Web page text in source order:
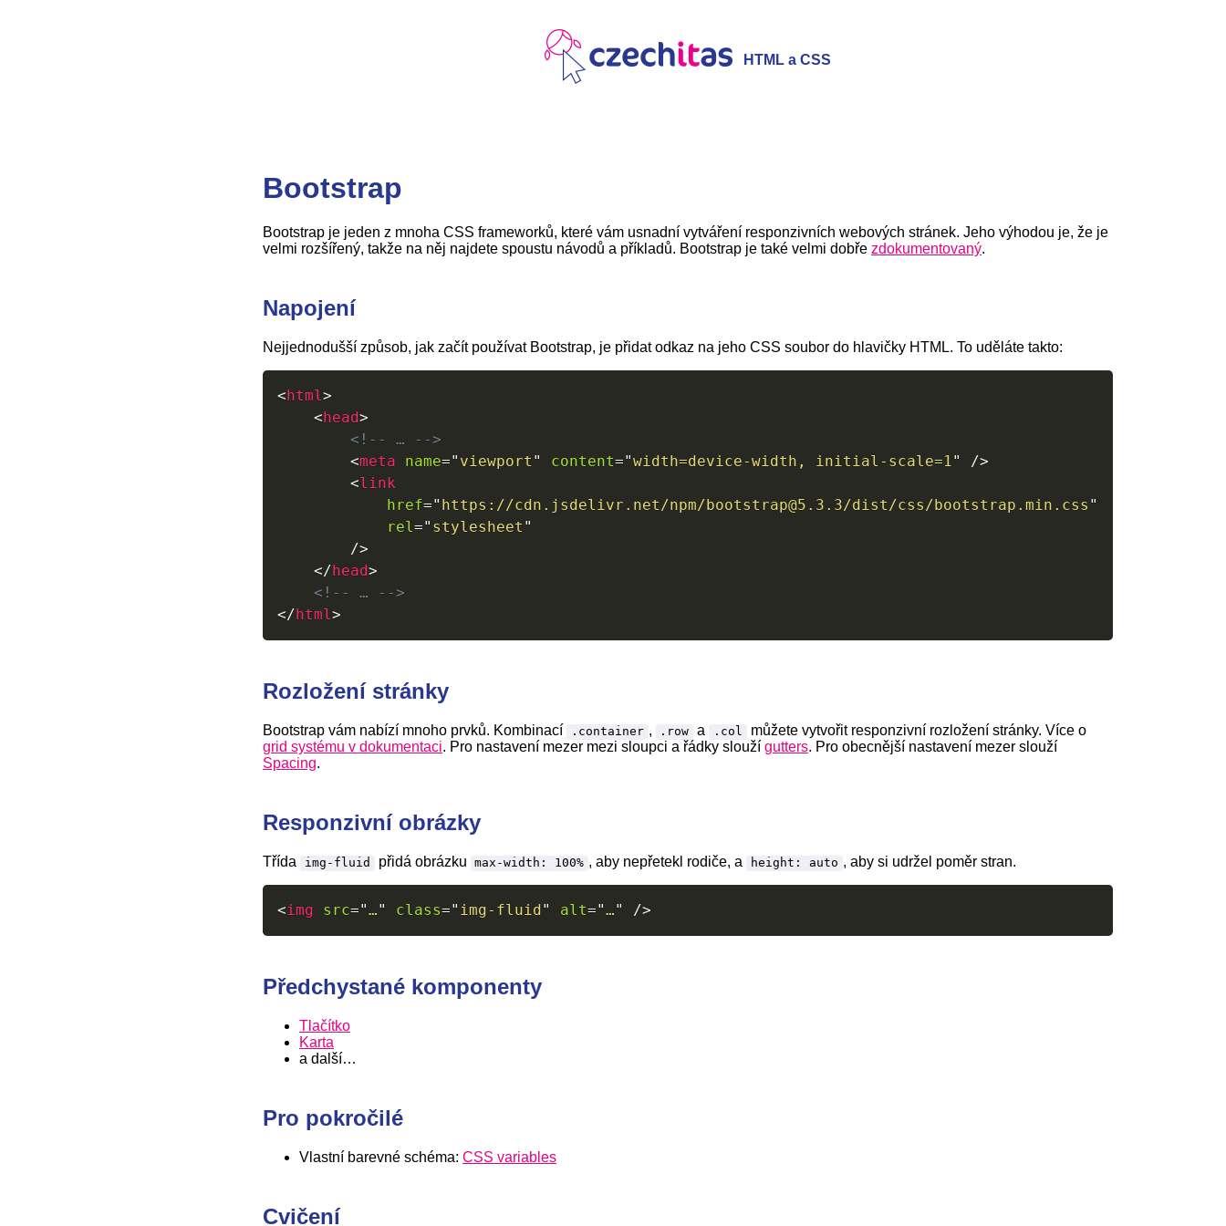
HTML a CSS
Bootstrap
Bootstrap je jeden z mnoha CSS frameworků, které vám usnadní vytváření responzivních webových stránek. Jeho výhodou je, že je
velmi rozšířený, takže na něj najdete spoustu návodů a příkladů. Bootstrap je také velmi dobře zdokumentovaný.
Napojení
Nejjednodušší způsob, jak začít používat Bootstrap, je přidat odkaz na jeho CSS soubor do hlavičky HTML. To uděláte takto:
< html>
< head>
<!-- … -->
<meta name=" viewport " content="width=device-width, initial-scale=1"
/>
<link
href=" https://cdn.jsdelivr.net/npm/bootstrap@5.3.3/dist/css/bootstrap.min.css "
rel=" stylesheet "
/>
</ head>
<!-- … -->
</ html>
Rozložení stránky
Bootstrap vám nabízí mnoho prvků. Kombinací .container , .row a .col
můžete vytvořit responzivní rozložení stránky. Více o
grid systému v dokumentaci. Pro nastavení mezer mezi sloupci a řádky slouží gutters. Pro obecnější nastavení mezer slouží
Spacing.
Responzivní obrázky
Třída img-fluid přidá obrázku max-width: 100% , aby nepřetekl rodiče, a height: auto , aby si udržel poměr stran.
<img src="…" class=" img-fluid " alt="…" />
Předchystané komponenty
Tlačítko
Karta
a další…
Pro pokročilé
Vlastní barevné schéma: CSS variables
Cvičení